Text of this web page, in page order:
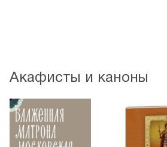
Акафисты и каноны